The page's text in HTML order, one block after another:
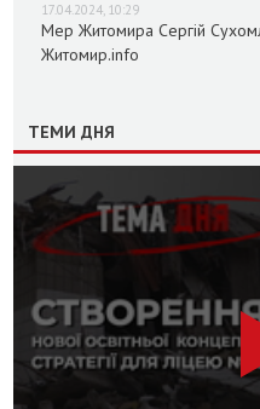
17.04.2024, 10:29
Мер Житомира Сергій
Житомир.info
ТЕМИ ДНЯ